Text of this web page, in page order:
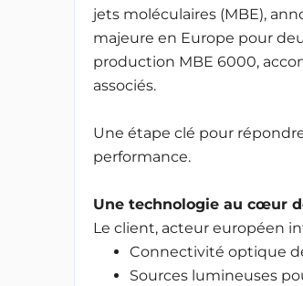
jets moléculaires (MBE),
majeure en Europe pour
production MBE 6000,
associés.
Une étape clé pour
performance.
Une technologie au cœur
Le client, acteur européen
Connectivité optique
Sources lumineuses